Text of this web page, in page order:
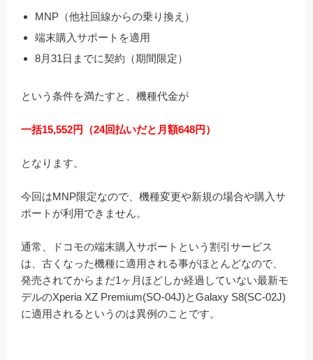
MNP（他社回線からの乗り換え）
端末購入サポートを適用
8月31日までに契約（期間限定）
という条件を満たすと、機種代金が
一括15,552円（24回払いだと月額648円）
となります。
今回はMNP限定なので、機種変更や新規の場合や購入サ
ポートが利用できません。
通常、ドコモの端末購入サポートという割引サービス
は、古くなった機種に適用される事がほとんどなので、
発売されてからまだ1ヶ月ほどしか経過していない最新モ
デルのXperia XZ Premium(SO-04J)とGalaxy S8(SC-02J)
に適用されるというのは異例のことです。